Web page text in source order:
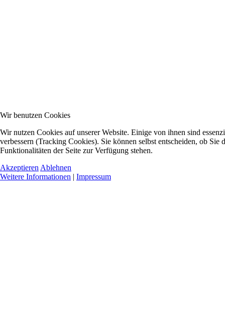
Wir benutzen Cookies
Wir nutzen Cookies auf unserer Website. Einige von ihnen sind
verbessern (Tracking Cookies). Sie können selbst entscheiden, ob
Funktionalitäten der Seite zur Verfügung stehen.
Akzeptieren Ablehnen
Weitere Informationen | Impressum